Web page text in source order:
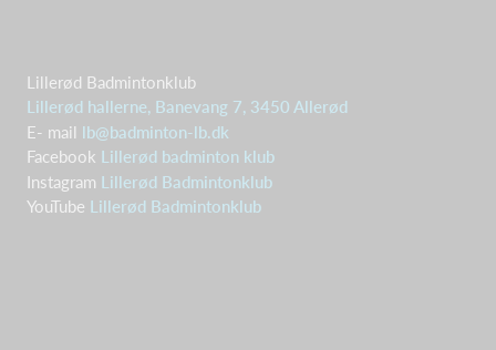
Lillerød Badmintonklub
Lillerød hallerne, Banevang 7, 3450 Allerød
E- mail lb@badminton-lb.dk
Facebook Lillerød badminton klub
Instagram Lillerød Badmintonklub
YouTube Lillerød Badmintonklub